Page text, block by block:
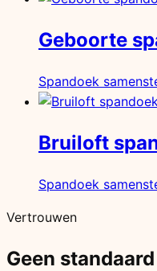
Geboorte
Spandoek
Bruiloft
Spandoek
Vertrouwen
Geen